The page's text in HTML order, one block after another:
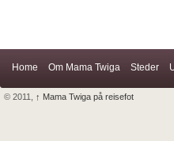
Home Om Mama Twiga Steder
© 2011, ↑ Mama Twiga på reisefot